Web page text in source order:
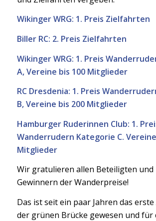
Wikinger WRG: 1. Preis Zielfahrten
Biller RC: 2. Preis Zielfahrten
Wikinger WRG: 1. Preis
A, Vereine bis 100 Mitglieder
RC Dresdenia: 1. Preis
B, Vereine bis 200 Mitglieder
Hamburger Ruderinnen Club: 1.
Wanderrudern Kategorie C.
Mitglieder
Wir gratulieren allen Beteiligten und
Gewinnern der Wanderpreise!
Das ist seit ein paar Jahren das
der grünen Brücke gewesen und für